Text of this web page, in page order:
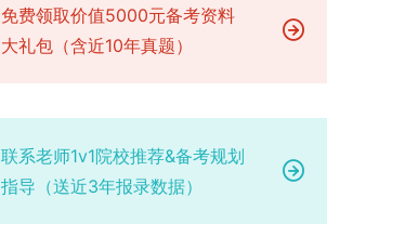
两批报名，第一批截止时间为2025年12月15日，
第二批为2026年3月15日至4月20日，具体时间以
线上报名程序。六、考核与录取考核工作由上海交
形式、内容及流程以学院后续公布的方案为准。录
取时将对考生进行全面考察，学术能力与思想品德
过资格审查的考生材料进行评议并打分，满分为
100分。评议结果预计于2026年1月中上旬公布。
织的政治理论考试，具体时间地点另行通知，成绩
试安排复试环节将对考生的思想品德、专业素养、
外语能力、创新意识及综合素质进行全面考察。复
或撤销生源不足专业，将非全日制招生计划向需求
旺盛的学科倾斜；同时加快推进急需学科专业建
跨机构的研究生培养新机制。（一）推进招生制度
改革与生源质量提升学校建立多元化招生宣传与咨
免费领取价值5000元备考资料
大礼包（含近10年真题）
联系老师1v1院校推荐&备考规划
指导（送近3年报录数据）